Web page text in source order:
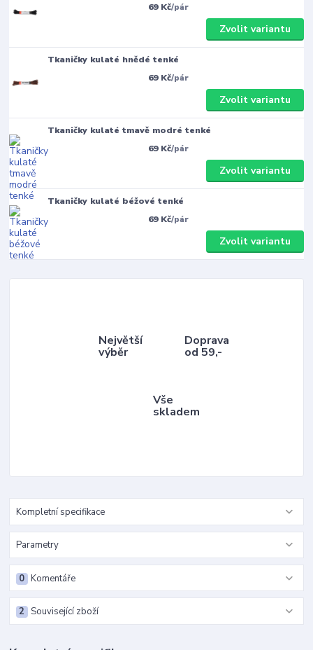
69 Kč/pár
Zvolit variantu
Tkaničky kulaté hnědé tenké
69 Kč/pár
Zvolit variantu
Tkaničky kulaté tmavě modré tenké
69 Kč/pár
Zvolit variantu
Tkaničky kulaté béžové tenké
69 Kč/pár
Zvolit variantu
Největší
výběr
Doprava
od 59,-
Vše
skladem
Kompletní specifikace
Parametry
Komentáře
0
Související zboží
2